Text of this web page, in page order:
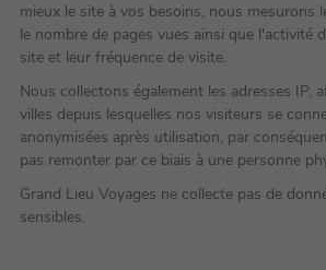
mieux le site à vos besoins, nous mesurons
le nombre de pages vues ainsi que l'activité
site et leur fréquence de visite.
Nous collectons également les adresses IP,
villes depuis lesquelles nos visiteurs se
anonymisées après utilisation, par
pas remonter par ce biais à une personne
Grand Lieu Voyages ne collecte pas de
sensibles.